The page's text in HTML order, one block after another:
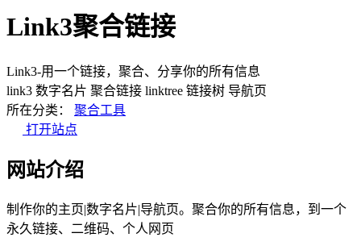
Link3聚合链接
Link3-用一个链接，聚合、分享你的所有信息
link3 数字名片 聚合链接 linktree 链接树 导航页
所在分类：
聚合工具
打开站点
网站介绍
制作你的主页|数字名片|导航页。聚合你的所有信息，到一个
永久链接、二维码、个人网页